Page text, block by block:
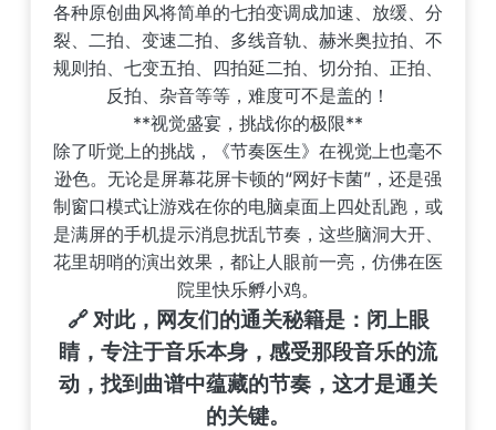
各种原创曲风将简单的七拍变调成加速、放缓、分
裂、二拍、变速二拍、多线音轨、赫米奥拉拍、不
规则拍、七变五拍、四拍延二拍、切分拍、正拍、
反拍、杂音等等，难度可不是盖的！
**视觉盛宴，挑战你的极限**
除了听觉上的挑战，《节奏医生》在视觉上也毫不
逊色。无论是屏幕花屏卡顿的“网好卡菌”，还是强
制窗口模式让游戏在你的电脑桌面上四处乱跑，或
是满屏的手机提示消息扰乱节奏，这些脑洞大开、
花里胡哨的演出效果，都让人眼前一亮，仿佛在医
院里快乐孵小鸡。
🔗 对此，网友们的通关秘籍是：闭上眼
睛，专注于音乐本身，感受那段音乐的流
动，找到曲谱中蕴藏的节奏，这才是通关
的关键。